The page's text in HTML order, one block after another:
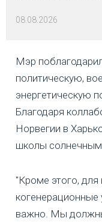
08.08.2026
Мэр
политическую,
энергетическую
Благодаря
Норвегии в
школы
"Кроме этого, для
когенерационные
важно. Мы